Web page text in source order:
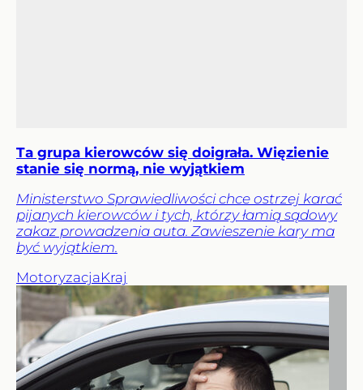
Ta grupa kierowców się doigrała. Więzienie
stanie się normą, nie wyjątkiem
Ministerstwo Sprawiedliwości chce ostrzej karać
pijanych kierowców i tych, którzy łamią sądowy
zakaz prowadzenia auta. Zawieszenie kary ma
być wyjątkiem.
MotoryzacjaKraj